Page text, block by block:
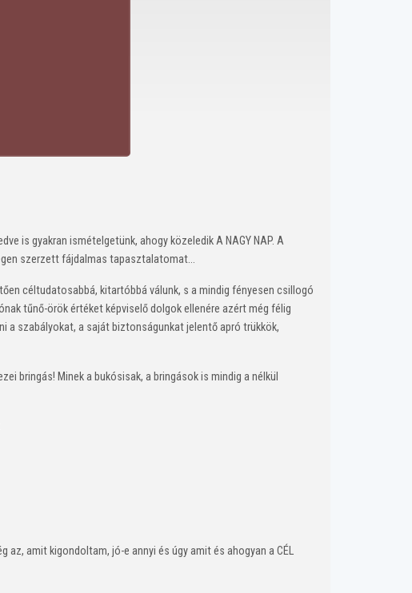
is gyakran ismételgetünk, ahogy közeledik A NAGY NAP. A
szerzett fájdalmas tapasztalatomat...
céltudatosabbá, kitartóbbá válunk, s a mindig fényesen csillogó
tűnő-örök értéket képviselő dolgok ellenére azért még félig
a szabályokat, a saját biztonságunkat jelentő apró trükkök,
bringás! Minek a bukósisak, a bringások is mindig a nélkül
az, amit kigondoltam, jó-e annyi és úgy amit és ahogyan a CÉL